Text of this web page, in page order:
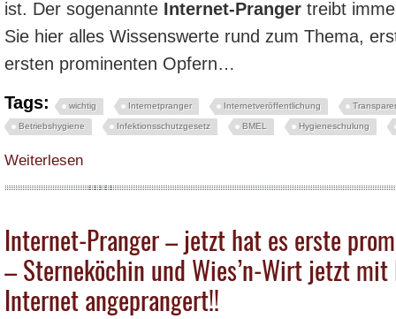
ist. Der sogenannte Internet-Pranger treibt
Sie hier alles Wissenswerte rund zum Thema,
ersten prominenten Opfern…
Tags:
wichtig Internetpranger Internetveröffentlichung
Betriebshygiene Infektionsschutzgesetz BMEL Hygieneschulung
Weiterlesen
Internet-Pranger – jetzt hat es erste
– Sterneköchin und Wies’n-Wirt jetzt
Internet angeprangert!!